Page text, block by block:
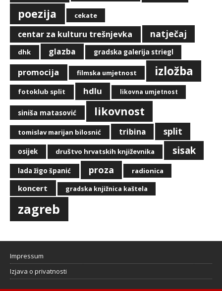
poezija cekate
centar za kulturu trešnjevka natječaj
dhk glazba gradska galerija striegl
promocija filmska umjetnost izložba
fotoklub split hdlu likovna umjetnost
siniša matasović likovnost
tomislav marijan bilosnić tribina split
osijek društvo hrvatskih književnika sisak
lada žigo španić proza radionica
koncert gradska knjižnica kaštela
zagreb
Impressum
Izjava o privatnosti